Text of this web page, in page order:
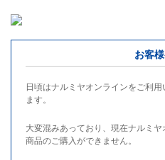
お客
日頃はナルミヤオンラインをご利
ます。
大変混みあっており、現在ナルミ
商品のご購入ができません。